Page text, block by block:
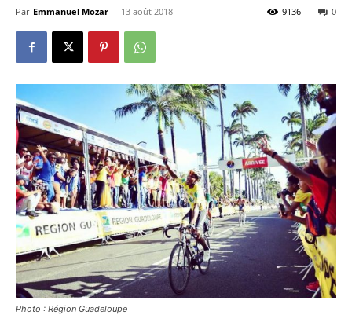
Par Emmanuel Mozar - 13 août 2018 0
9136
Photo : Région Guadeloupe